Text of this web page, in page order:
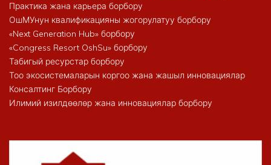
Практика жана карьера борбору
ОшМУнун квалификацияны жогорулатуу борбору
«Next Generation Hub» борбору
«Congress Resort OshSu» борбору
Табигый ресурстар борбору
Тоо экосистемаларын коргоо жана жашыл инновациялар
Консалтинг Борбору
Илимий изилдөөлөр жана инновациялар борбору